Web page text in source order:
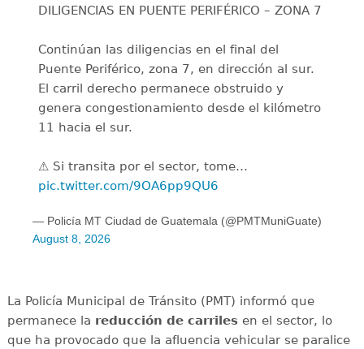
DILIGENCIAS EN PUENTE PERIFÉRICO – ZONA 7
Continúan las diligencias en el final del
Puente Periférico, zona 7, en dirección al sur.
El carril derecho permanece obstruido y
genera congestionamiento desde el kilómetro
11 hacia el sur.
⚠️ Si transita por el sector, tome…
pic.twitter.com/9OA6pp9QU6
— Policía MT Ciudad de Guatemala (@PMTMuniGuate)
August 8, 2026
La Policía Municipal de Tránsito (PMT) informó que
permanece la reducción de carrilesen el sector, lo
que ha provocado que la afluencia vehicular se paralice